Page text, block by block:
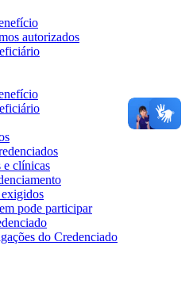
autorizados
e clínicas
pode participar
do Credenciado